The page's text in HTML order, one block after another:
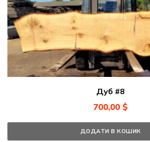
Дуб #8
700,00 $
ДОДАТИ В КОШИК